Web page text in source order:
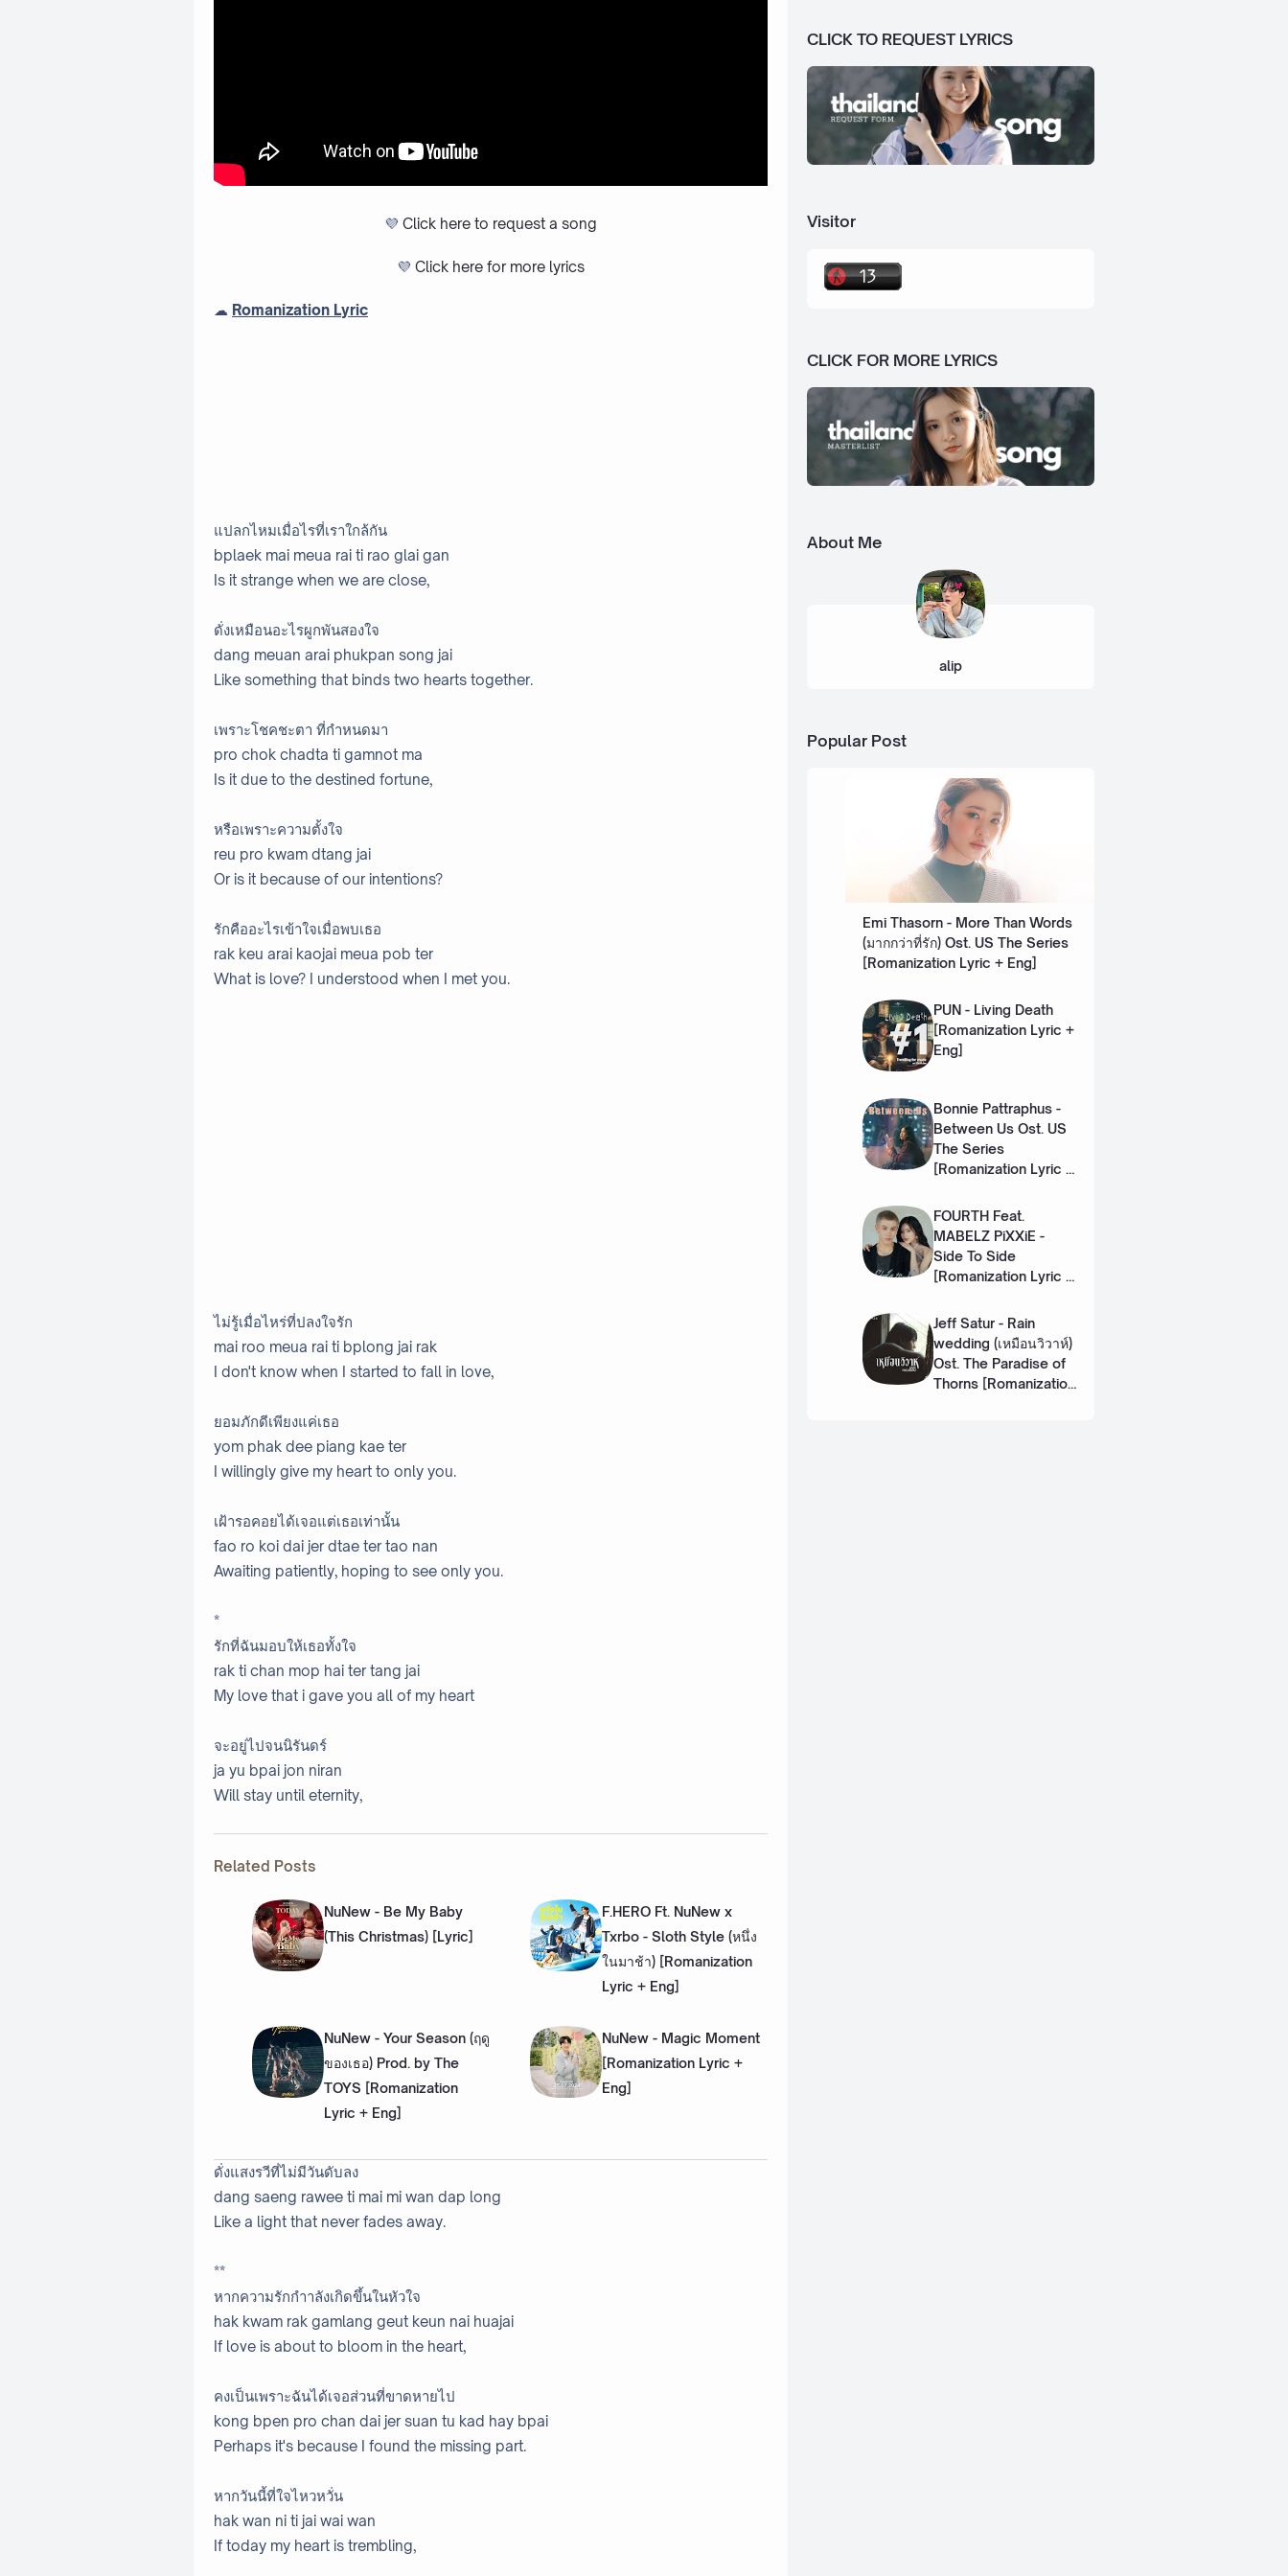
💜 Click here to request a song
💜 Click here for more lyrics
☁ Romanization Lyric
แปลกไหมเมื่อไรที่เราใกล้กัน
bplaek mai meua rai ti rao glai gan
Is it strange when we are close,
ดั่งเหมือนอะไรผูกพันสองใจ
dang meuan arai phukpan song jai
Like something that binds two hearts together.
เพราะโชคชะตา ที่กำหนดมา
pro chok chadta ti gamnot ma
Is it due to the destined fortune,
หรือเพราะความตั้งใจ
reu pro kwam dtang jai
Or is it because of our intentions?
รักคืออะไรเข้าใจเมื่อพบเธอ
rak keu arai kaojai meua pob ter
What is love? I understood when I met you.
ไม่รู้เมื่อไหร่ที่ปลงใจรัก
mai roo meua rai ti bplong jai rak
I don't know when I started to fall in love,
ยอมภักดีเพียงแค่เธอ
yom phak dee piang kae ter
I willingly give my heart to only you.
เฝ้ารอคอยได้เจอแต่เธอเท่านั้น
fao ro koi dai jer dtae ter tao nan
Awaiting patiently, hoping to see only you.
*
รักที่ฉันมอบให้เธอทั้งใจ
rak ti chan mop hai ter tang jai
My love that i gave you all of my heart
จะอยู่ไปจนนิรันดร์
ja yu bpai jon niran
Will stay until eternity,
Related Posts
NuNew - Be My Baby
(This Christmas) [Lyric]
F.HERO Ft. NuNew x
Txrbo - Sloth Style (หนึ่ง
ในมาช้า) [Romanization
Lyric + Eng]
NuNew - Your Season (ฤดู
ของเธอ) Prod. by The
TOYS [Romanization
Lyric + Eng]
NuNew - Magic Moment
[Romanization Lyric +
Eng]
ดั่งแสงรวีที่ไม่มีวันดับลง
dang saeng rawee ti mai mi wan dap long
Like a light that never fades away.
**
หากความรักกำาลังเกิดขึ้นในหัวใจ
hak kwam rak gamlang geut keun nai huajai
If love is about to bloom in the heart,
คงเป็นเพราะฉันได้เจอส่วนที่ขาดหายไป
kong bpen pro chan dai jer suan tu kad hay bpai
Perhaps it's because I found the missing part.
หากวันนี้ที่ใจไหวหวั่น
hak wan ni ti jai wai wan
If today my heart is trembling,
CLICK TO REQUEST LYRICS
Visitor
CLICK FOR MORE LYRICS
About Me
alip
Popular Post
Emi Thasorn - More Than Words
(มากกว่าที่รัก) Ost. US The Series
[Romanization Lyric + Eng]
PUN - Living Death
[Romanization Lyric +
Eng]
Bonnie Pattraphus -
Between Us Ost. US
The Series
[Romanization Lyric +
FOURTH Feat.
MABELZ PiXXiE -
Side To Side
[Romanization Lyric +
Jeff Satur - Rain
wedding (เหมือนวิวาห์)
Ost. The Paradise of
Thorns [Romanization